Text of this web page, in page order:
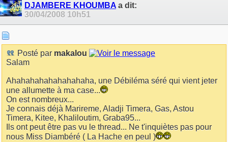
DJAMBERE KHOUMBA a dit:
30/04/2008 10h51
Posté par makalou
Salam
Ahahahahahahahahaha, une Débiléma séré qui vient jeter
une allumette à ma case...
On est nombreux...
Je connais déjà Marireme, Aladji Timera, Gas, Astou
Timera, Kitee, Khaliloutim, Graba95...
Ils ont peut être pas vu le thread... Ne t'inquiètes pas pour
nous Miss Diambéré ( La Hache en peul )